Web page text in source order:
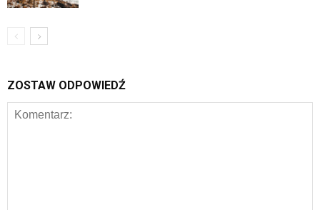
ZOSTAW ODPOWIEDŹ